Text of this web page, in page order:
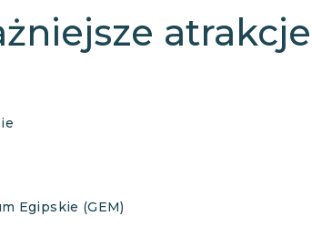
Egipskie (GEM)